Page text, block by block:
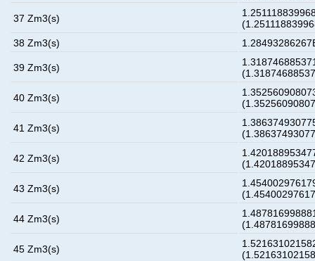
37 Zm3(s)
38 Zm3(s)
39 Zm3(s)
40 Zm3(s)
41 Zm3(s)
42 Zm3(s)
43 Zm3(s)
44 Zm3(s)
45 Zm3(s)